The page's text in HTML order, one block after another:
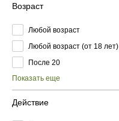
Возраст
Любой возраст
Любой возраст (от 18 лет)
После 20
Показать еще
Действие